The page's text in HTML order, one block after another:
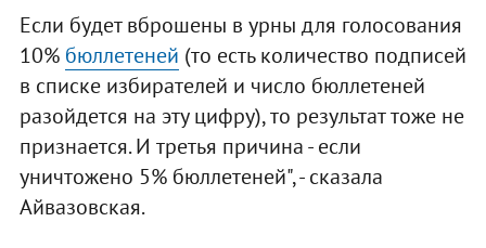
Если будет вброшены в урны для голосования
10% бюллетеней (то есть количество подписей
в списке избирателей и число бюллетеней
разойдется на эту цифру), то результат тоже не
признается. И третья причина - если
уничтожено 5% бюллетеней", - сказала
Айвазовская.